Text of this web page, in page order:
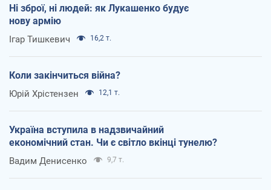
Ні зброї, ні людей: як Лукашенко будує
нову армію
Ігар Тишкевич 16,2 т.
Коли закінчиться війна?
Юрій Хрістензен 12,1 т.
Україна вступила в надзвичайний
економічний стан. Чи є світло вкінці тунелю?
Вадим Денисенко 9,7 т.